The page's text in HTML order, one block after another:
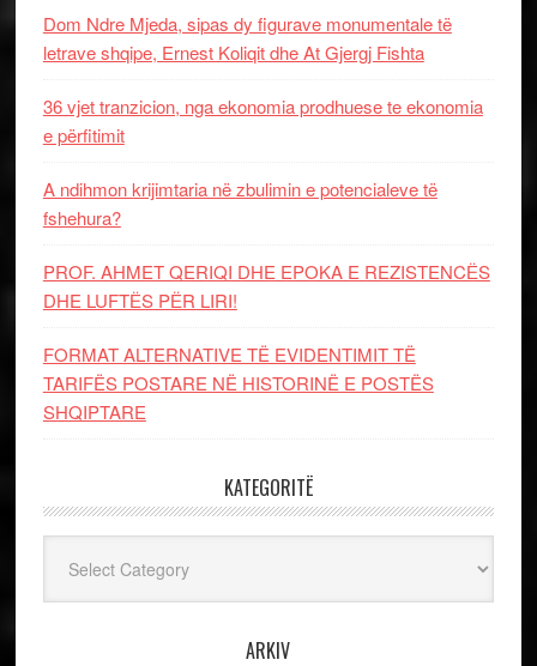
Dom Ndre Mjeda, sipas dy figurave monumentale të
letrave shqipe, Ernest Koliqit dhe At Gjergj Fishta
36 vjet tranzicion, nga ekonomia prodhuese te ekonomia
e përfitimit
A ndihmon krijimtaria në zbulimin e potencialeve të
fshehura?
PROF. AHMET QERIQI DHE EPOKA E REZISTENCЁS
DHE LUFTЁS PЁR LIRI!
FORMAT ALTERNATIVE TË EVIDENTIMIT TË
TARIFËS POSTARE NË HISTORINË E POSTËS
SHQIPTARE
KATEGORITË
ARKIV